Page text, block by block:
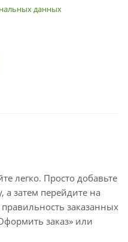
данных
легко. Просто добавьте
затем перейдите на
заказанных
заказ» или